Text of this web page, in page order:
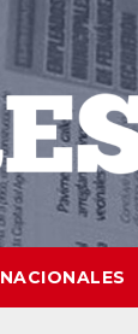
NACIONALES